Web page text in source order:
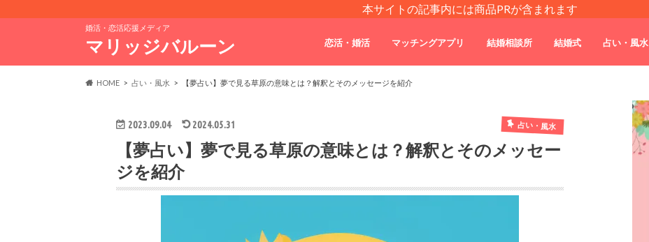
本サイトの記事内には商品PRが含まれます
婚活・恋活応援メディア
マリッジバルーン 恋活・婚活 マッチングアプリ 結婚相談所 結婚式 占い・風水
HOME 占い・風水 【夢占い】夢で見る草原の意味とは？解釈とそのメッセージを紹介
2023.09.04 2024.05.31 占い・風水
【夢占い】夢で見る草原の意味とは？解釈とそのメッセー
ジを紹介